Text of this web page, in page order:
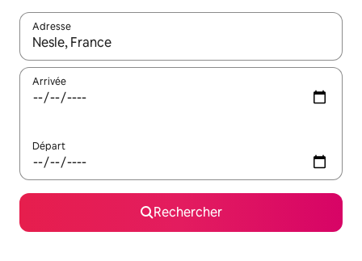
Adresse
Lorsque les résultats s'affichent, utilisez les flèches vers le
Arrivée
Départ
Rechercher